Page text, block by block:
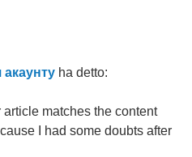
ha detto:
article matches the content
I had some doubts after